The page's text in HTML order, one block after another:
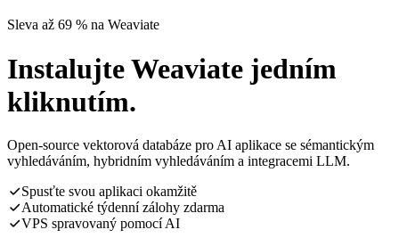
Sleva až 69 % na Weaviate
Instalujte Weaviate jedním
kliknutím.
Open-source vektorová databáze pro AI aplikace se sémantickým
vyhledáváním, hybridním vyhledáváním a integracemi LLM.
Spusťte svou aplikaci okamžitě
Automatické týdenní zálohy zdarma
VPS spravovaný pomocí AI